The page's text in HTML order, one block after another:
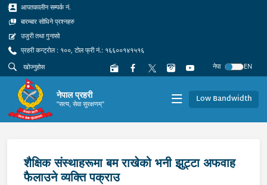
आपतकालीन सम्पर्क नं.
बारम्बार सोधिने प्रश्नहरु
उजुरी तथा गुनासो
प्रहरी कन्ट्रोल : १००, टोल फ्री नं.: १६६००१४१५१६
नेपा
EN
नेपाल प्रहरी
"सत्य, सेवा सुरक्षणम्" Low Bandwidth
शैक्षिक संस्थाहरूमा बम राखेको भनी झुट्टा अफवाह
फैलाउने व्यक्ति पक्राउ